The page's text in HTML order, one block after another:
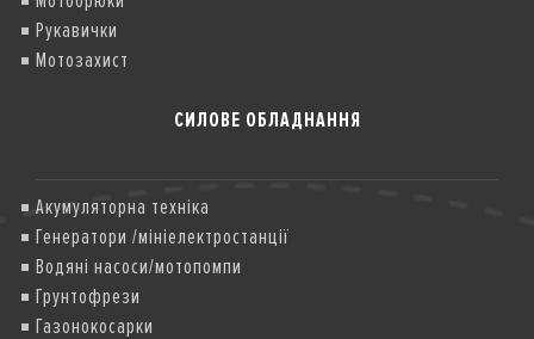
Рукавички
Мотозахист
СИЛОВЕ ОБЛАДНАННЯ
Акумуляторна техніка
Генератори /мініелектростанції
Водяні насоси/мотопомпи
Грунтофрези
Газонокосарки